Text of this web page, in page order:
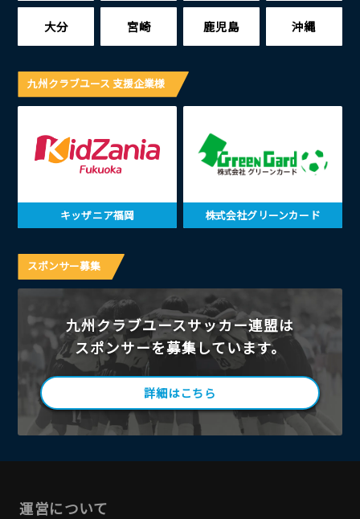
大分 宮崎 鹿児島 沖縄
九州クラブユース 支援企業様
キッザニア福岡 株式会社グリーンカード
スポンサー募集
九州クラブユースサッカー連盟は
スポンサーを募集しています。
詳細はこちら
運営について